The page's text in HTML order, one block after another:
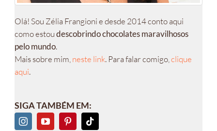
Olá! Sou Zélia Frangioni e desde 2014 conto aqui
como estoudescobrindo chocolates maravilhosos
pelo mundo.
Mais sobre mim,neste link. Para falar comigo,clique
aqui.
SIGA TAMBÉM EM: